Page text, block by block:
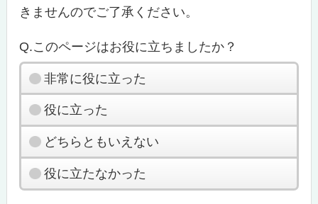
きませんのでご了承ください。
Q.このページはお役に立ちましたか？
非常に役に立った
役に立った
どちらともいえない
役に立たなかった